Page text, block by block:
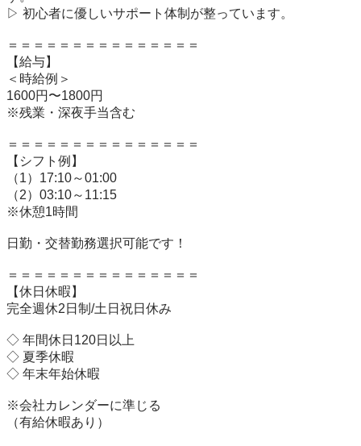
▷ 初心者に優しいサポート体制が整っています。
＝＝＝＝＝＝＝＝＝＝＝＝＝＝＝
【給与】
＜時給例＞
1600円〜1800円
※残業・深夜手当含む
＝＝＝＝＝＝＝＝＝＝＝＝＝＝＝
【シフト例】
（1）17:10～01:00
（2）03:10～11:15
※休憩1時間
日勤・交替勤務選択可能です！
＝＝＝＝＝＝＝＝＝＝＝＝＝＝＝
【休日休暇】
完全週休2日制/土日祝日休み
◇ 年間休日120日以上
◇ 夏季休暇
◇ 年末年始休暇
※会社カレンダーに準じる
（有給休暇あり）